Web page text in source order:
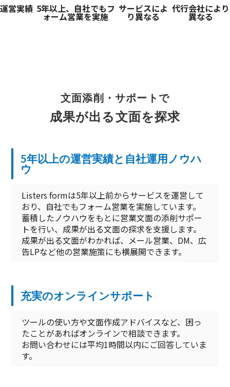
運営実績 5年以上、自社でもフ
ォーム営業を実施
サービスによ
り異なる
代行会社により
異なる
文面添削・サポートで
成果が出る文面を探求
5年以上の運営実績と自社運用ノウハ
ウ
Listers formは5年以上前からサービスを運営して
おり、自社でもフォーム営業を実施しています。
蓄積したノウハウをもとに営業文面の添削サポー
トを行い、成果が出る文面の探求を支援します。
成果が出る文面がわかれば、メール営業、DM、広
告LPなど他の営業施策にも横展開できます。
充実のオンラインサポート
ツールの使い方や文面作成アドバイスなど、困っ
たことがあればオンラインで相談できます。
お問い合わせには平均1時間以内にご回答していま
す。